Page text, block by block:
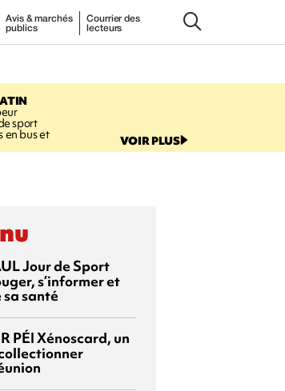
Avis & marchés
publics
Courrier des
lecteurs
sport
en bus et VOIR PLUS
Jour de Sport
s’informer et
sa santé
PÉIXénoscard, un